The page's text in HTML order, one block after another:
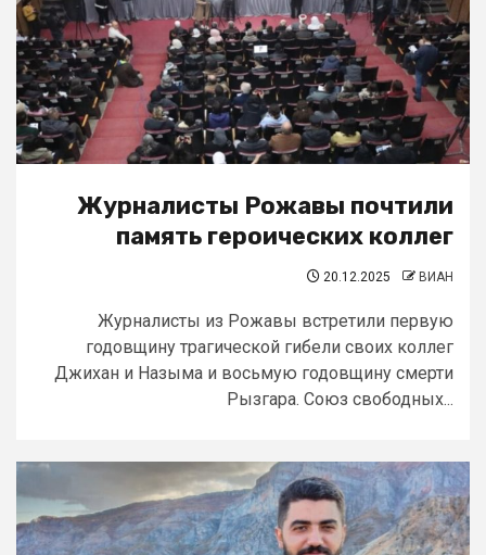
Журналисты Рожавы почтили
память героических коллег
20.12.2025 ВИАН
Журналисты из Рожавы встретили первую
годовщину трагической гибели своих коллег
Джихан и Назыма и восьмую годовщину смерти
Рызгара. Союз свободных...